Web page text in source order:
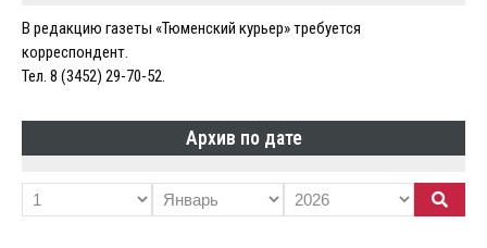
В редакцию газеты «Тюменский курьер» требуется
корреспондент.
Тел. 8 (3452) 29-70-52.
Архив по дате